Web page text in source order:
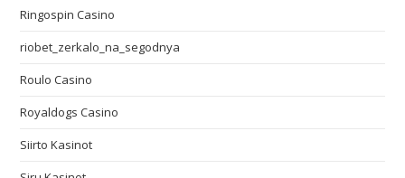
Ringospin Casino
riobet_zerkalo_na_segodnya
Roulo Casino
Royaldogs Casino
Siirto Kasinot